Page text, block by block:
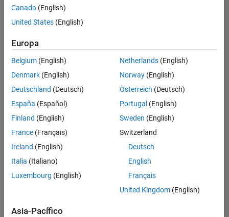
Human Resources
Office and Administrative Services
Ordenar por
Guardar
empleos
seleccionados
No se
han
traducido
todos
los
empleos.
Busque
por
ubicación
todos
Canada (English)
United States (English)
Europa
Belgium (English)
Denmark (English)
Deutschland (Deutsch)
España (Español)
Finland (English)
France (Français)
Ireland (English)
Italia (Italiano)
Luxembourg (English)
Netherlands(English)
Norway(English)
Österreich (Deutsch)
Portugal (English)
Sweden (English)
Switzerland
Deutsch
English
Français
United Kingdom(English)
Asia-Pacífico